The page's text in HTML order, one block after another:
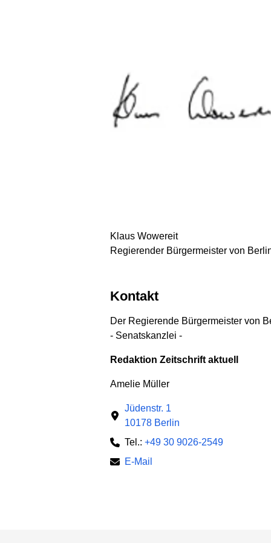
Klaus Wowereit
Regierender Bürgermeister von
Kontakt
Der Regierende Bürgermeister von
- Senatskanzlei -
Redaktion Zeitschrift aktuell
Amelie Müller
Jüdenstr. 1
10178 Berlin
Tel.: +49 30 9026-2549
E-Mail